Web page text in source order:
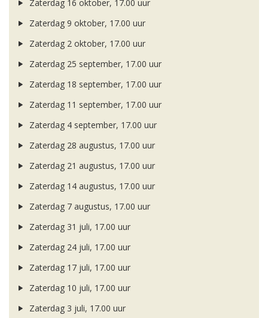
Zaterdag 16 oktober, 17.00 uur
Zaterdag 9 oktober, 17.00 uur
Zaterdag 2 oktober, 17.00 uur
Zaterdag 25 september, 17.00 uur
Zaterdag 18 september, 17.00 uur
Zaterdag 11 september, 17.00 uur
Zaterdag 4 september, 17.00 uur
Zaterdag 28 augustus, 17.00 uur
Zaterdag 21 augustus, 17.00 uur
Zaterdag 14 augustus, 17.00 uur
Zaterdag 7 augustus, 17.00 uur
Zaterdag 31 juli, 17.00 uur
Zaterdag 24 juli, 17.00 uur
Zaterdag 17 juli, 17.00 uur
Zaterdag 10 juli, 17.00 uur
Zaterdag 3 juli, 17.00 uur